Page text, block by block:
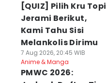
[QUIZ] Pilih Kru Topi
Jerami Berikut,
Kami Tahu Sisi
Melankolis Dirimu
7 Aug 2026, 20:45 WIB
Anime & Manga
PMWC 2026: